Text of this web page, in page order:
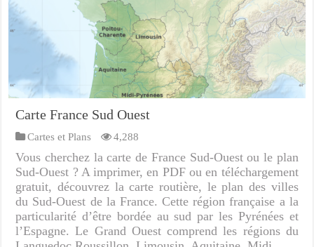
Carte France Sud Ouest
Cartes et Plans 4,288
Vous cherchez la carte de France Sud-Ouest ou le plan
Sud-Ouest ? A imprimer, en PDF ou en téléchargement
gratuit, découvrez la carte routière, le plan des villes
du Sud-Ouest de la France. Cette région française a la
particularité d’être bordée au sud par les Pyrénées et
l’Espagne. Le Grand Ouest comprend les régions du